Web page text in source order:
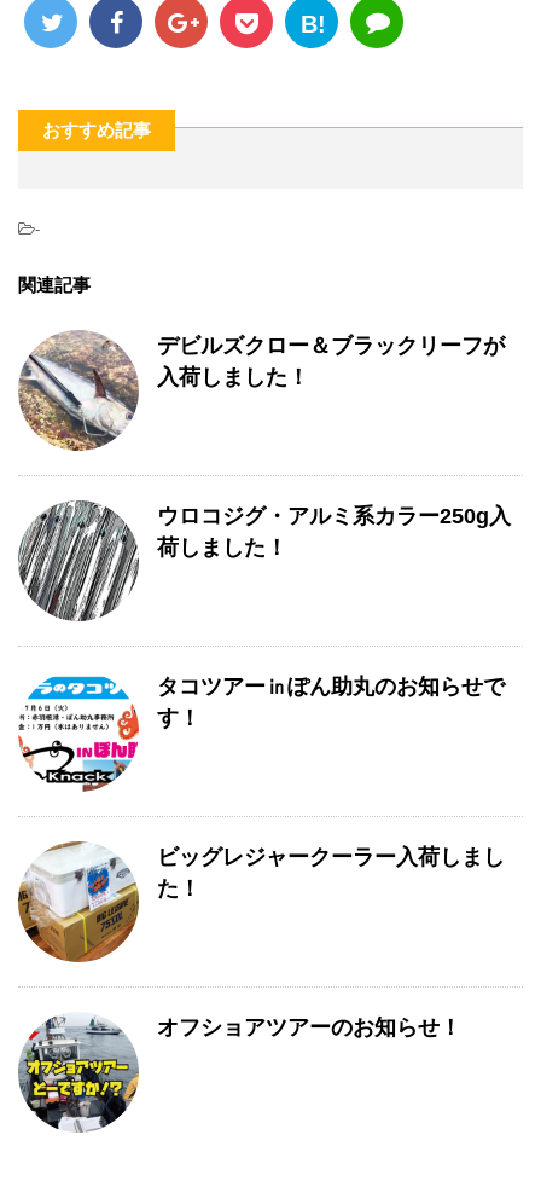
B!
おすすめ記事
-
関連記事
デビルズクロー＆ブラックリーフが
入荷しました！
ウロコジグ・アルミ系カラー250g入
荷しました！
タコツアー㏌ぽん助丸のお知らせで
す！
ビッグレジャークーラー入荷しまし
た！
オフショアツアーのお知らせ！